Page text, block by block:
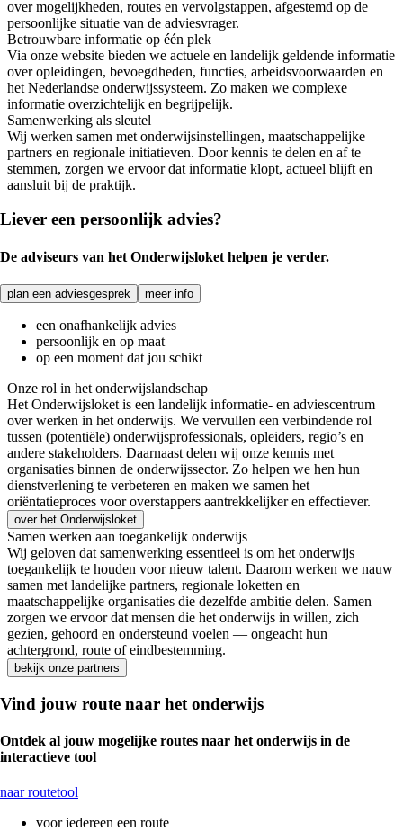
over mogelijkheden, routes en vervolgstappen, afgestemd op de
persoonlijke situatie van de adviesvrager.
Betrouwbare informatie op één plek
Via onze website bieden we actuele en landelijk geldende informatie
over opleidingen, bevoegdheden, functies, arbeidsvoorwaarden en
het Nederlandse onderwijssysteem. Zo maken we complexe
informatie overzichtelijk en begrijpelijk.
Samenwerking als sleutel
Wij werken samen met onderwijsinstellingen, maatschappelijke
partners en regionale initiatieven. Door kennis te delen en af te
stemmen, zorgen we ervoor dat informatie klopt, actueel blijft en
aansluit bij de praktijk.
Liever een persoonlijk advies?
De adviseurs van het Onderwijsloket helpen je verder.
plan een adviesgesprek meer info
een onafhankelijk advies
persoonlijk en op maat
op een moment dat jou schikt
Onze rol in het onderwijslandschap
Het Onderwijsloket is een landelijk informatie- en adviescentrum
over werken in het onderwijs. We vervullen een verbindende rol
tussen (potentiële) onderwijsprofessionals, opleiders, regio’s en
andere stakeholders. Daarnaast delen wij onze kennis met
organisaties binnen de onderwijssector. Zo helpen we hen hun
dienstverlening te verbeteren en maken we samen het
oriëntatieproces voor overstappers aantrekkelijker en effectiever.
over het Onderwijsloket
Samen werken aan toegankelijk onderwijs
Wij geloven dat samenwerking essentieel is om het onderwijs
toegankelijk te houden voor nieuw talent. Daarom werken we nauw
samen met landelijke partners, regionale loketten en
maatschappelijke organisaties die dezelfde ambitie delen. Samen
zorgen we ervoor dat mensen die het onderwijs in willen, zich
gezien, gehoord en ondersteund voelen — ongeacht hun
achtergrond, route of eindbestemming.
bekijk onze partners
Vind jouw route naar het onderwijs
Ontdek al jouw mogelijke routes naar het onderwijs in de
interactieve tool
naar routetool
voor iedereen een route